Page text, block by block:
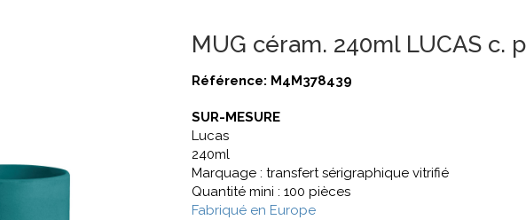
MUG céram. 240ml LUCAS c.
Référence: M4M378439
SUR-MESURE
Lucas
240ml
Marquage : transfert sérigraphique vitrifié
Quantité mini : 100 pièces
Fabriqué en Europe